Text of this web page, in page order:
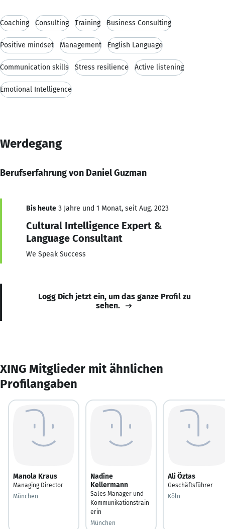
Coaching Consulting Training Business Consulting
Positive mindset Management English Language
Communication skills Stress resilience Active listening
Emotional Intelligence
Werdegang
Berufserfahrung von Daniel Guzman
Bis heute 3 Jahre und 1 Monat, seit Aug. 2023
Cultural Intelligence Expert &
Language Consultant
We Speak Success
Logg Dich jetzt ein, um das ganze Profil zu
sehen.
XING Mitglieder mit ähnlichen
Profilangaben
Manola Kraus
Managing Director
München
Nadine
Kellermann
Sales Manager und
Kommunikationstrain
erin
München
Ali Öztas
Geschäftsführer
Köln